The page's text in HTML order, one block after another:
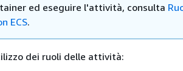
ed eseguire l'attività, consulta
ECS.
dei ruoli delle attività: